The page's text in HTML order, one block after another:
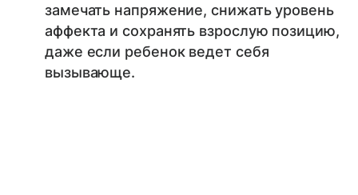
замечать напряжение, снижать уровень
аффекта и сохранять взрослую позицию,
даже если ребенок ведет себя
вызывающе.